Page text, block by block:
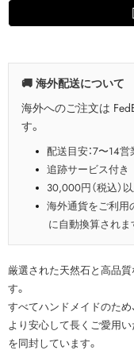
🚚 海外配送について
海外へのご注文は
す。
配送目安：7〜14営
追跡サービス付き
30,000円（税込）
海外通貨をご利用
に自動換算されま
厳選された天然石と高品
す。
すべてハンドメイドのため
より安心して長くご愛用
を同封しています。